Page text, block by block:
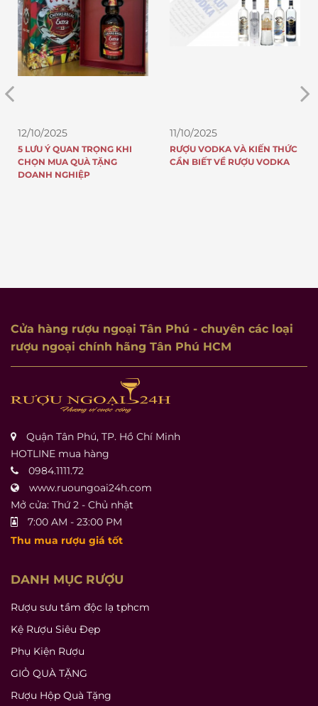
11/10/2025
RƯỢU VODKA VÀ KIẾN THỨC
CẦN BIẾT VỀ RƯỢU VODKA
11/10/2025
TOP 5 CHAI RƯỢU JOHNNIE
WALKER ĐẠT GIẢI QUỐC TẾ
Cửa hàng rượu ngoại Tân Phú - chuyên các loại
rượu ngoại chính hãng Tân Phú HCM
Quận Tân Phú, TP. Hồ Chí Minh
HOTLINE mua hàng
0984.1111.72
www.ruoungoai24h.com
Mở cửa: Thứ 2 - Chủ nhật
7:00 AM - 23:00 PM
Thu mua rượu giá tốt
DANH MỤC RƯỢU
Rượu sưu tầm độc lạ tphcm
Kệ Rượu Siêu Đẹp
Phụ Kiện Rượu
GIỎ QUÀ TẶNG
Rượu Hộp Quà Tặng